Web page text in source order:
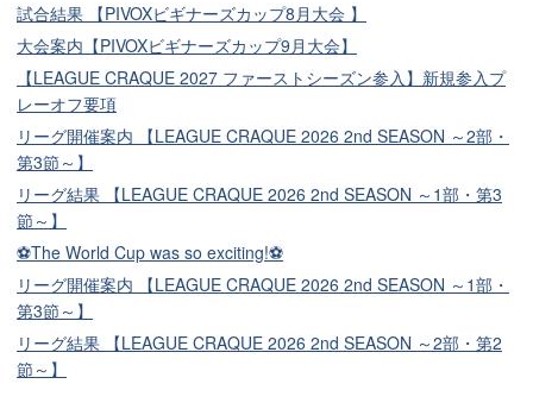
試合結果 【PIVOXビギナーズカップ8月大会 】
大会案内【PIVOXビギナーズカップ9月大会】
【LEAGUE CRAQUE 2027 ファーストシーズン参入】新規参入プ
レーオフ要項
リーグ開催案内 【LEAGUE CRAQUE 2026 2nd SEASON ～2部・
第3節～】
リーグ結果 【LEAGUE CRAQUE 2026 2nd SEASON ～1部・第3
節～】
⚽The World Cup was so exciting!⚽
リーグ開催案内 【LEAGUE CRAQUE 2026 2nd SEASON ～1部・
第3節～】
リーグ結果 【LEAGUE CRAQUE 2026 2nd SEASON ～2部・第2
節～】